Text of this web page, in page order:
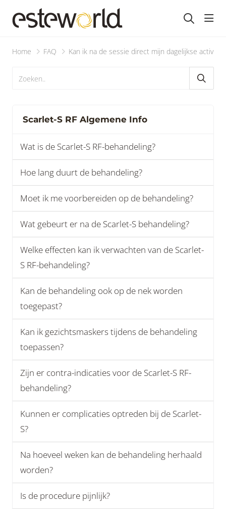
Home FAQ Kan ik na de sessie direct mijn dagelijkse
Scarlet-S RF Algemene Info
Wat is de Scarlet-S RF-behandeling?
Hoe lang duurt de behandeling?
Moet ik me voorbereiden op de behandeling?
Wat gebeurt er na de Scarlet-S behandeling?
Welke effecten kan ik verwachten van de Scarlet-
S RF-behandeling?
Kan de behandeling ook op de nek worden
toegepast?
Kan ik gezichtsmaskers tijdens de behandeling
toepassen?
Zijn er contra-indicaties voor de Scarlet-S RF-
behandeling?
Kunnen er complicaties optreden bij de Scarlet-
S?
Na hoeveel weken kan de behandeling herhaald
worden?
Is de procedure pijnlijk?